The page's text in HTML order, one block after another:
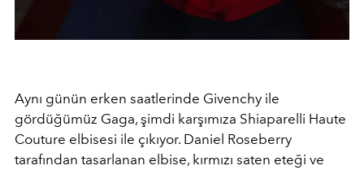
Aynı günün erken saatlerinde Givenchy ile
gördüğümüz Gaga, şimdi karşımıza Shiaparelli Haute
Couture elbisesi ile çıkıyor. Daniel Roseberry
tarafından tasarlanan elbise, kırmızı saten eteği ve